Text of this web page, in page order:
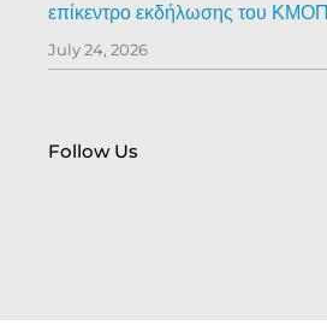
επίκεντρο εκδήλωσης του ΚΜΟΠ
July 24, 2026
Follow Us